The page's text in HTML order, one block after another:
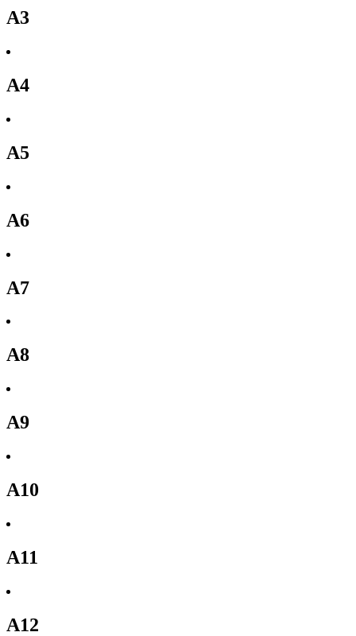
A3
A4
A5
A6
A7
A8
A9
A10
A11
A12